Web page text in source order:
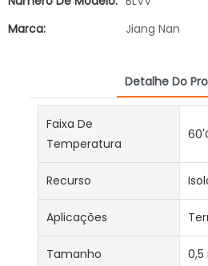
Marca:
Jiang Nan
Detalhe Do
Faixa De
Temperatura
Recurso
Aplicações
Tamanho